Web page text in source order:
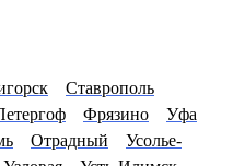
Ставрополь
Фрязино
Уфа
Отрадный
Усолье-